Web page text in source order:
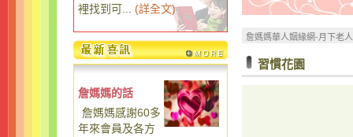
裡找到可...
(詳全文)
詹媽媽的話
詹媽媽感謝60多
年來會員及各方
詹媽媽華人姻緣網-月下老
習慣花園